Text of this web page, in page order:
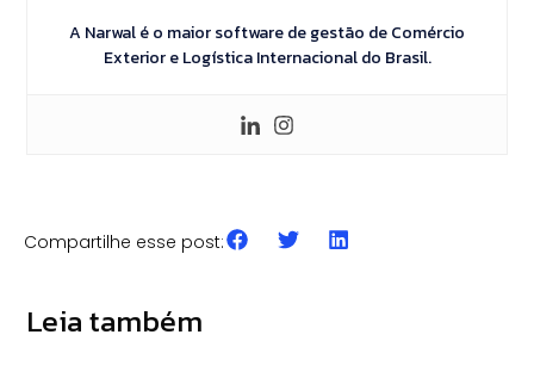
A Narwal é o maior software de gestão de Comércio
Exterior e Logística Internacional do Brasil.
Compartilhe esse post:
Leia também
CLASSIFICAÇÃO FISCAL
evitar multas e retenções
GESTÃO & AUTOMAÇÃO